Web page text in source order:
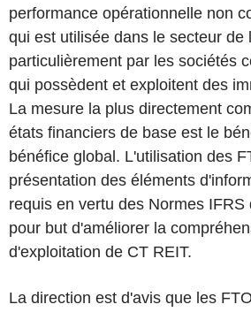
performance opérationnelle non
qui est utilisée dans le secteur de
particulièrement par les sociétés
qui possèdent et exploitent des
La mesure la plus directement
états financiers de base est le
bénéfice global. L'utilisation des
présentation des éléments
requis en vertu des Normes IFRS
pour but d'améliorer la
d'exploitation de CT REIT.
La direction est d'avis que les